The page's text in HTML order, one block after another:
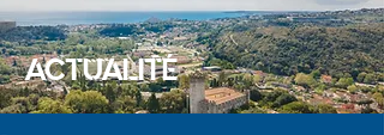
ACTUALITÉ